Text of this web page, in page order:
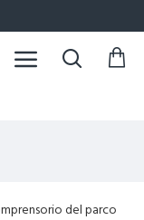
del parco